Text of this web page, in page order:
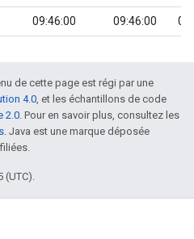
09:46:00 09:46:00 0
de cette page est régi par une
4.0, et les échantillons de code
2.0. Pour en savoir plus, consultez les
. Java est une marque déposée
(UTC).